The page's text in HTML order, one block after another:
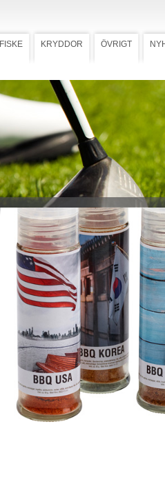
FISKE KRYDDOR ÖVRIGT
Kryddburkar med världens smaker
Kryddburkar med
världens smaker
Alla grillkryddor passar lika bra till nöt, fläsk,
fågel, fisk och grönsaker.